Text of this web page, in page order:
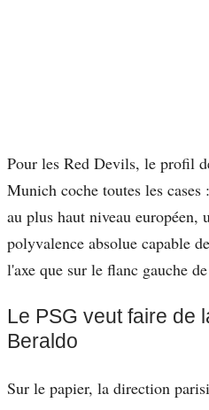
Pour les Red Devils, le profil
Munich coche toutes les cases
au plus haut niveau européen,
polyvalence absolue capable
l'axe que sur le flanc gauche
Le PSG veut faire de
Beraldo
Sur le papier, la direction